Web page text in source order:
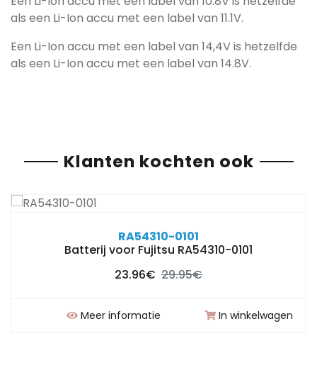
als een Li-Ion accu met een label van 11.1V.
Een Li-Ion accu met een label van 14,4V is hetzelfde
als een Li-Ion accu met een label van 14.8V.
Klanten kochten ook
RA54310-0101
Batterij voor Fujitsu RA54310-0101
23.96€ 29.95€
Meer informatie In winkelwagen